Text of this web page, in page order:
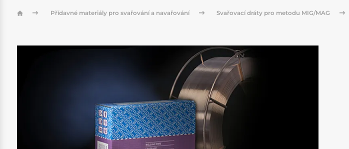
Přídavné materiály pro svařování a navařování Svařovací dráty pro metodu MIG/MAG